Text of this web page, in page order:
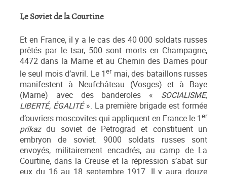
Le Soviet de la Courtine
Et en France, il y a le cas des 40 000 soldats russes
prêtés par le tsar, 500 sont morts en Champagne,
4472 dans la Marne et au Chemin des Dames pour
le seul mois d’avril. Le 1ermai, des bataillons russes
manifestent à Neufchâteau (Vosges) et à Baye
(Marne) avec des banderoles « SOCIALISME,
LIBERTÉ, ÉGALITÉ». La première brigade est formée
d’ouvriers moscovites qui appliquent en France le 1er
prikazdu soviet de Petrograd et constituent un
embryon de soviet. 9000 soldats russes sont
envoyés, militairement encadrés, au camp de La
Courtine, dans la Creuse et la répression s’abat sur